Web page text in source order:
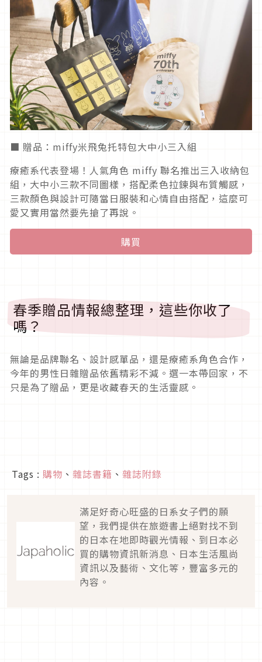
■ 贈品：miffy米飛兔托特包大中小三入組
療癒系代表登場！人氣角色 miffy 聯名推出三入收納包
組，大中小三款不同圖樣，搭配柔色拉鍊與布質觸感，
三款顏色與設計可隨當日服裝和心情自由搭配，這麼可
愛又實用當然要先搶了再說。
購買
春季贈品情報總整理，這些你收了
嗎？
無論是品牌聯名、設計感單品，還是療癒系角色合作，
今年的男性日雜贈品依舊精彩不減。選一本帶回家，不
只是為了贈品，更是收藏春天的生活靈感。
Tags : 購物 、 雜誌書籍 、 雜誌附錄
滿足好奇心旺盛的日系女子們的願
望，我們提供在旅遊書上絕對找不到
的日本在地即時觀光情報、到日本必
買的購物資訊新消息、日本生活風尚
資訊以及藝術、文化等，豐富多元的
內容。